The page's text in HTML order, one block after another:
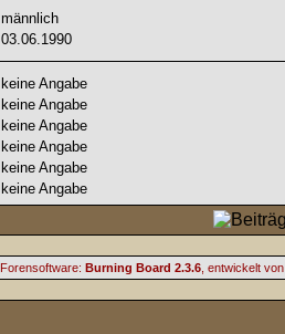
männlich
03.06.1990
keine Angabe
keine Angabe
keine Angabe
keine Angabe
keine Angabe
keine Angabe
Forensoftware: Burning Board 2.3.6, entwickelt von